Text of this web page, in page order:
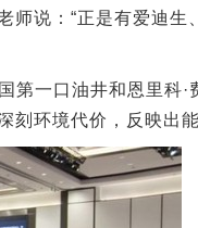
说：“正是有爱迪生
第一口油井和恩里科
环境代价，反映出能